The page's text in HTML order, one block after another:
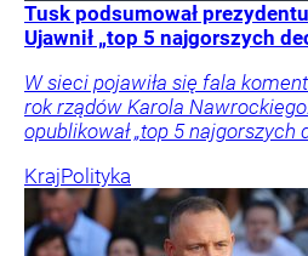
Tusk podsumował
Ujawnił „top 5 najgorszych
W sieci pojawiła się fala
rok rządów Karola
opublikował „top 5 najgorszych
KrajPolityka